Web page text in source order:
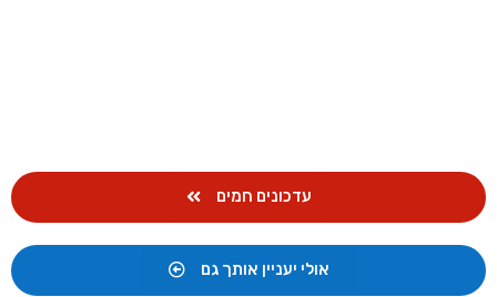
עדכונים חמים
אולי יעניין אותך גם